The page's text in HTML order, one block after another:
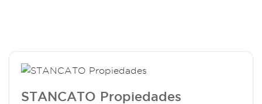
STANCATO Propiedades